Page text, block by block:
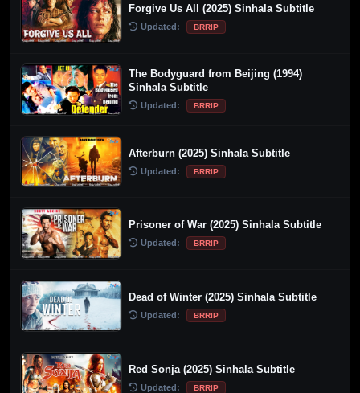
Forgive Us All (2025) Sinhala Subtitle
Updated: BRRIP
The Bodyguard from Beijing (1994)
Sinhala Subtitle
Updated: BRRIP
Afterburn (2025) Sinhala Subtitle
Updated: BRRIP
Prisoner of War (2025) Sinhala Subtitle
Updated: BRRIP
Dead of Winter (2025) Sinhala Subtitle
Updated: BRRIP
Red Sonja (2025) Sinhala Subtitle
Updated: BRRIP